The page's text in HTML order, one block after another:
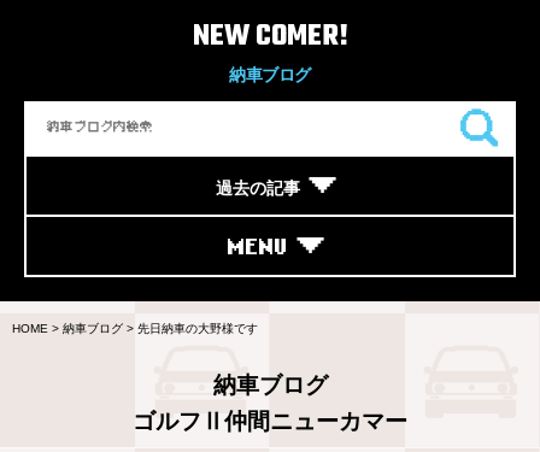
NEW COMER!
納車ブログ
過去の記事
MENU
HOME > 納車ブログ > 先日納車の大野様です
納車ブログ
ゴルフⅡ仲間ニューカマー